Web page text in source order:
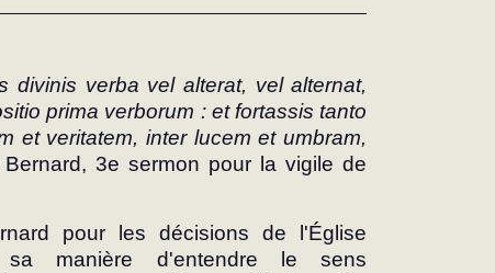
divinis verba vel alterat, vel alternat,
prima verborum : et fortassis tanto
et veritatem, inter lucem et umbram,
Bernard, 3e sermon pour la vigile de
pour les décisions de l'Église
manière d'entendre le sens